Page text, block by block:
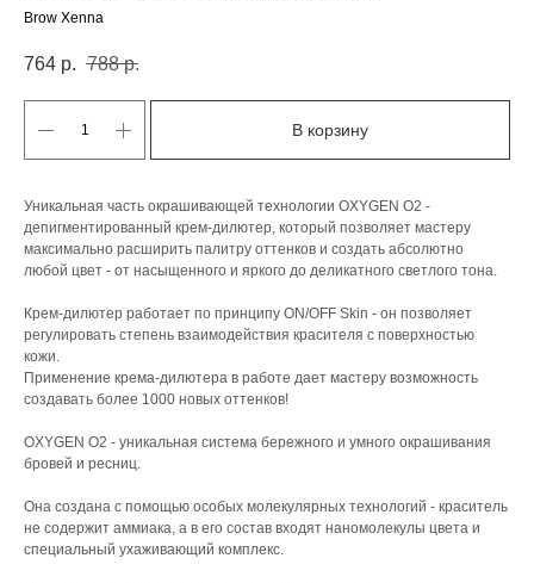
Brow Xenna
764 р. 788 р.
В корзину
Уникальная часть окрашивающей технологии OXYGEN O2 -
депигментированный крем-дилютер, который позволяет мастеру
максимально расширить палитру оттенков и создать абсолютно
любой цвет - от насыщенного и яркого до деликатного светлого тона.
Крем-дилютер работает по принципу ON/OFF Skin - он позволяет
регулировать степень взаимодействия красителя с поверхностью
кожи.
Применение крема-дилютера в работе дает мастеру возможность
создавать более 1000 новых оттенков!
OXYGEN O2 - уникальная система бережного и умного окрашивания
бровей и ресниц.
Она создана с помощью особых молекулярных технологий - краситель
не содержит аммиака, а в его состав входят наномолекулы цвета и
специальный ухаживающий комплекс.